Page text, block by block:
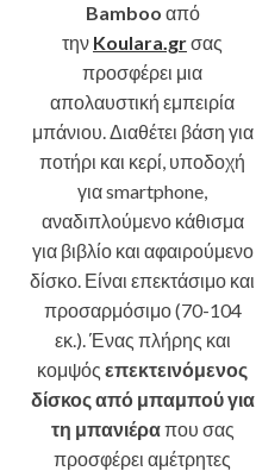
Bamboo από
την Koulara.grσας
προσφέρει μια
απολαυστική εμπειρία
μπάνιου. Διαθέτει βάση για
ποτήρι και κερί, υποδοχή
για smartphone,
αναδιπλούμενο κάθισμα
για βιβλίο και αφαιρούμενο
δίσκο. Είναι επεκτάσιμο και
προσαρμόσιμο (70-104
εκ.). Ένας πλήρης και
κομψός επεκτεινόμενος
δίσκος από μπαμπού για
τη μπανιέραπου σας
προσφέρει αμέτρητες